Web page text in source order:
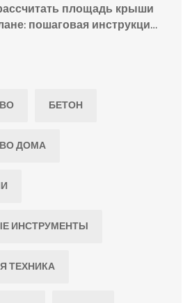
площадь крыши
пошаговая инструкция
БЕТОН
ДОМА
ИНСТРУМЕНТЫ
ТЕХНИКА